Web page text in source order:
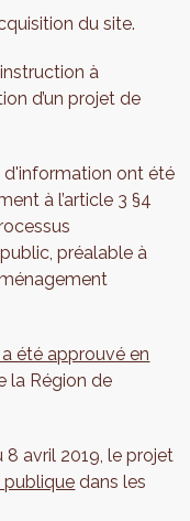
du site.
à
d’un projet de
d'information ont été
à l’article 3 §4
préalable à
été approuvé en
la Région de
8 avril 2019, le projet
publique dans les